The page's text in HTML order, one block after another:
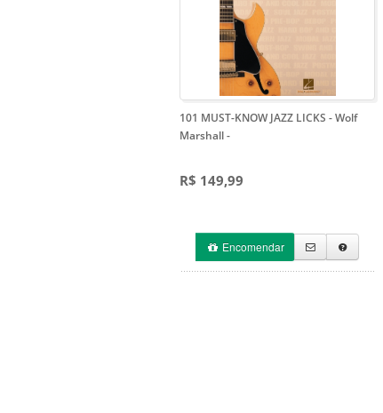
101 MUST-KNOW JAZZ LICKS - Wolf
Marshall-
R$ 149,99
Encomendar